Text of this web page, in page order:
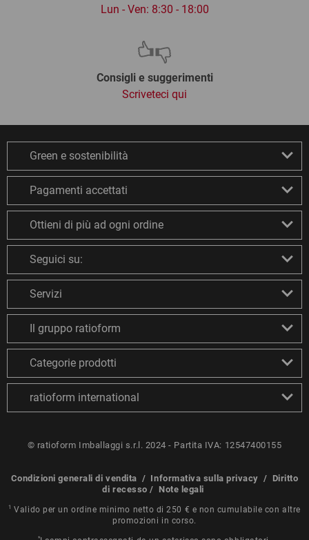
Lun - Ven: 8:30 - 18:00
Consigli e suggerimenti
Scriveteci qui
Green e sostenibilità
Pagamenti accettati
Ottieni di più ad ogni ordine
Seguici su:
Servizi
Il gruppo ratioform
Categorie prodotti
ratioform international
© ratioform Imballaggi s.r.l. 2024 - Partita IVA: 12547400155
Condizioni generali di vendita / Informativa sulla privacy / Diritto
di recesso / Note legali
1Valido per un ordine minimo netto di 250 € e non cumulabile con altre
promozioni in corso.
*